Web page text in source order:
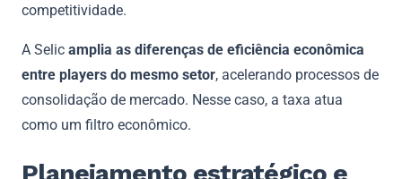
competitividade.
A Selic amplia as diferenças de eficiência econômica
entre players do mesmo setor, acelerando processos de
consolidação de mercado. Nesse caso, a taxa atua
como um filtro econômico.
Planejamento estratégico e